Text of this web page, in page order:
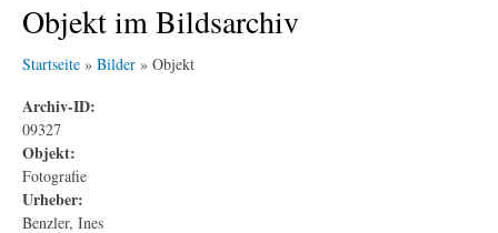
Objekt im Bildsarchiv
Startseite » Bilder » Objekt
Archiv-ID:
09327
Objekt:
Fotografie
Urheber:
Benzler, Ines